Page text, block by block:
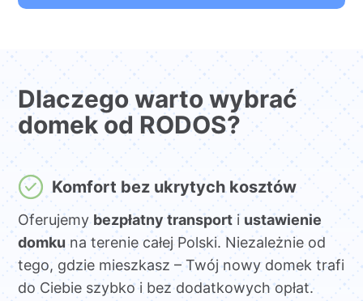
Dlaczego warto wybrać
domek od RODOS?
Komfort bez ukrytych kosztów
Oferujemybezpłatny transporti ustawienie
domkuna terenie całej Polski. Niezależnie od
tego, gdzie mieszkasz – Twój nowy domek trafi
do Ciebie szybko i bez dodatkowych opłat.